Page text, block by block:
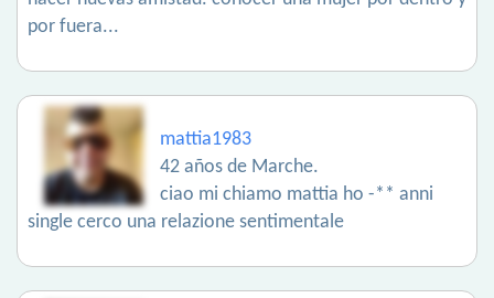
por fuera...
mattia1983
42 años de Marche.
ciao mi chiamo mattia ho -** anni
single cerco una relazione sentimentale